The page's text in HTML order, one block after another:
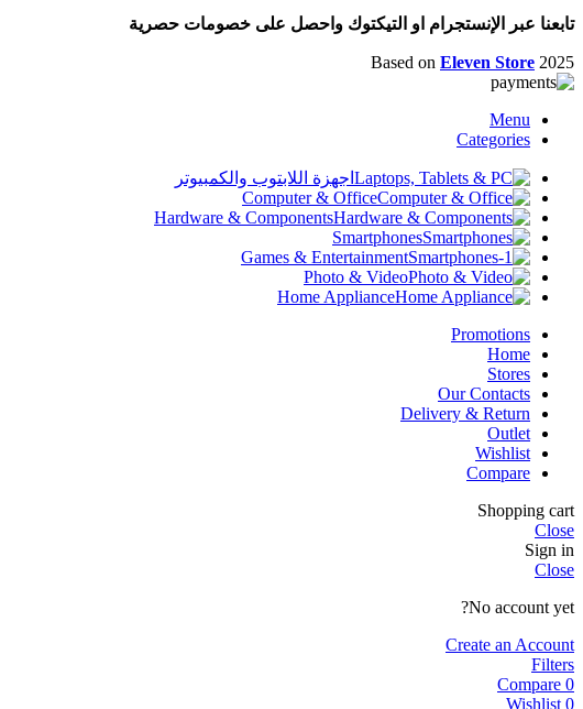
تابعنا عبر الإنستجرام او التيكتوك واحصل على خصومات حصرية
Based on Eleven Store 2025
Menu
Categories
اجهزة اللابتوب والكمبيوتر
Computer & Office
Hardware & Components
Smartphones
Games & Entertainment
Photo & Video
Home Appliance
Promotions
Home
Stores
Our Contacts
Delivery & Return
Outlet
Wishlist
Compare
Shopping cart
Close
Sign in
Close
No account yet?
Create an Account
Filters
0
Compare
0
Wishlist